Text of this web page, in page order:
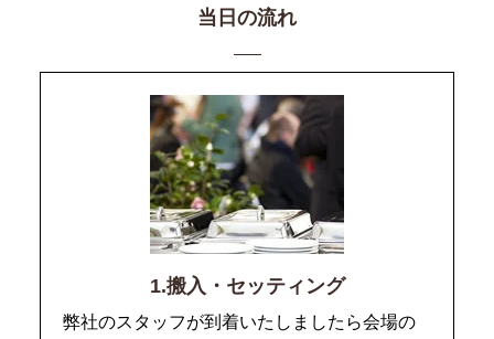
当日の流れ
1.搬入・セッティング
弊社のスタッフが到着いたしましたら会場の